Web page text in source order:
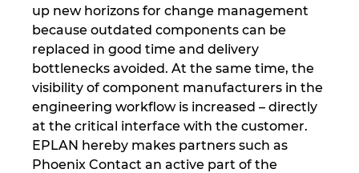
up new horizons for change management
because outdated components can be
replaced in good time and delivery
bottlenecks avoided. At the same time, the
visibility of component manufacturers in the
engineering workflow is increased – directly
at the critical interface with the customer.
EPLAN hereby makes partners such as
Phoenix Contact an active part of the